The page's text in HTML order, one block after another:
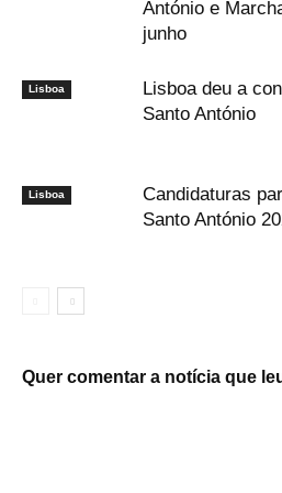
António e
junho
Lisboa
Lisboa deu a
Santo António
Lisboa
Candidaturas
Santo António
Quer comentar a notícia que